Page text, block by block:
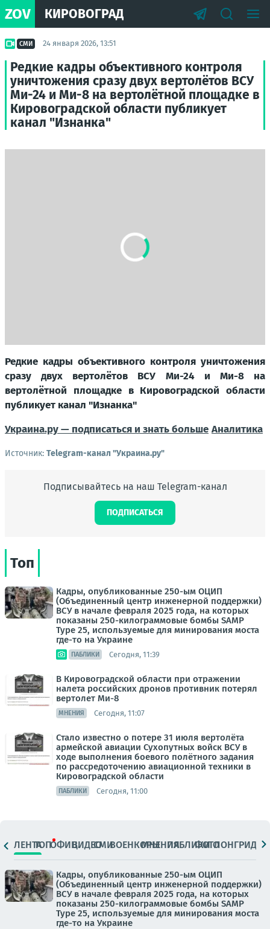
ZOV КИРОВОГРАД
СМИ 24 января 2026, 13:51
Редкие кадры объективного контроля
уничтожения сразу двух вертолётов ВСУ
Ми-24 и Ми-8 на вертолётной площадке в
Кировоградской области публикует
канал "Изнанка"
Редкие кадры объективного контроля уничтожения
сразу двух вертолётов ВСУ Ми-24 и Ми-8 на
вертолётной площадке в Кировоградской области
публикует канал "Изнанка"
Украина.ру — подписаться и знать больше Аналитика
Источник: Telegram-канал "Украина.ру"
Подписывайтесь на наш Telegram-канал
ПОДПИСАТЬСЯ
Топ
Кадры, опубликованные 250-ым ОЦИП
(Объединенный центр инженерной поддержки)
ВСУ в начале февраля 2025 года, на которых
показаны 250-килограммовые бомбы SAMP
Type 25, используемые для минирования моста
где-то на Украине
ПАБЛИКИ Сегодня, 11:39
В Кировоградской области при отражении
налета российских дронов противник потерял
вертолет Ми-8
МНЕНИЯ Сегодня, 11:07
Стало известно о потере 31 июля вертолёта
армейской авиации Сухопутных войск ВСУ в
ходе выполнения боевого полётного задания
по рассредоточению авиационной техники в
Кировоградской области
ПАБЛИКИ Сегодня, 11:00
ЛЕНТАТОПОФИЦ.ВИДЕОСМИВОЕНКОРЫМНЕНИЯПАБЛИКИ
ФОТОЛОНГРИДЫ
Кадры, опубликованные 250-ым ОЦИП
(Объединенный центр инженерной поддержки)
ВСУ в начале февраля 2025 года, на которых
показаны 250-килограммовые бомбы SAMP
Type 25, используемые для минирования моста
где-то на Украине